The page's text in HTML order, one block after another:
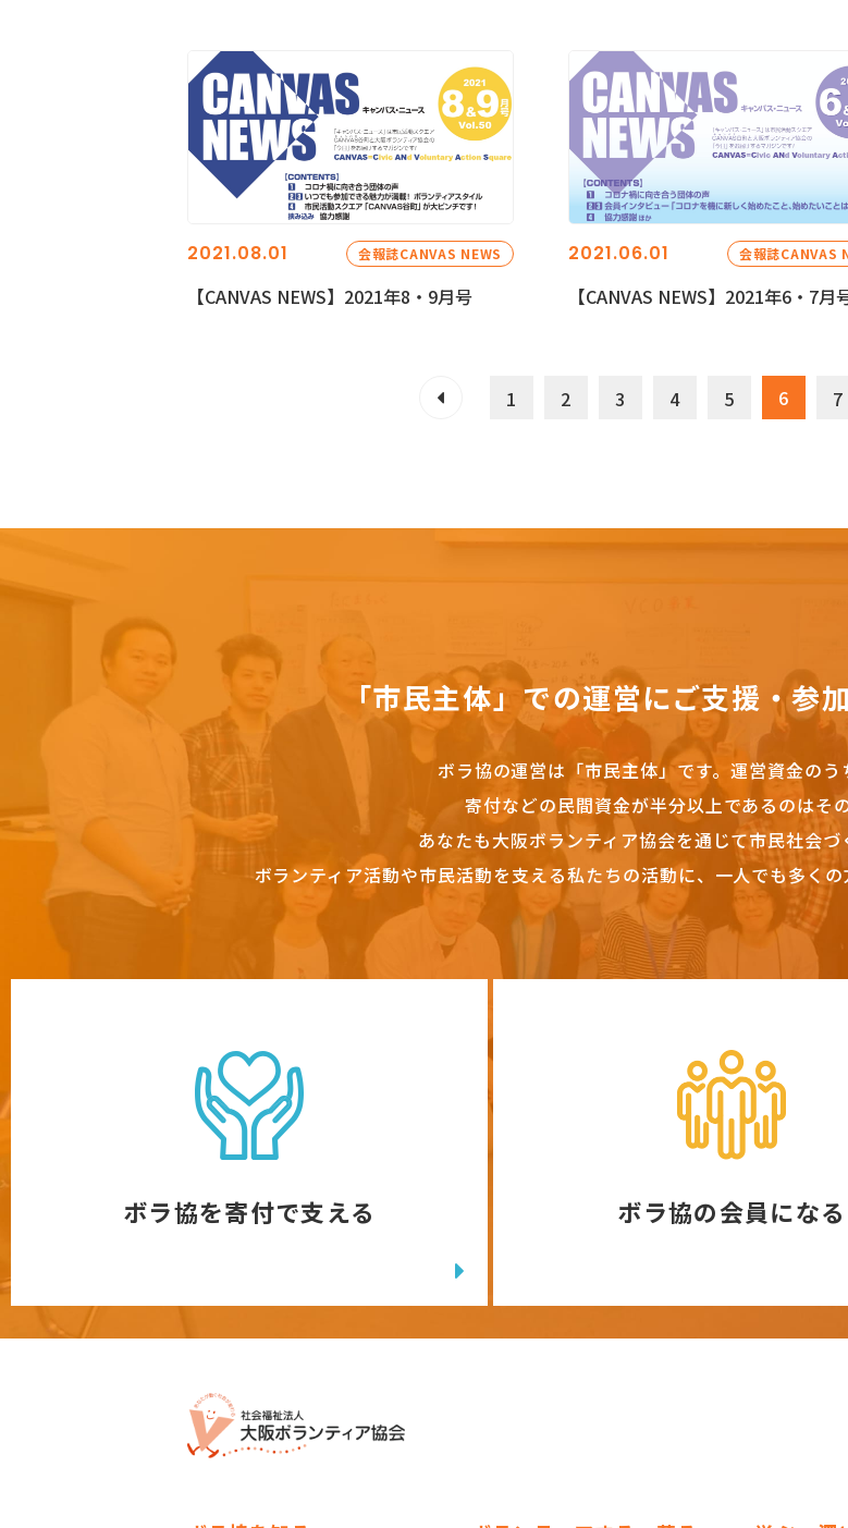
2021.08.01 会報誌CANVAS NEWS
【CANVAS NEWS】2021年8・9月号
2021.06.01 会報誌CANVAS
【CANVAS NEWS】2021年6・7月
1 2 3 4 5 6 7
「市民主体」での運営にご支援・参
ボラ協の運営は「市民主体」です。 運営資金のう
寄付などの民間資金が半分以上であるのはそ
あなたも大阪ボランティア協会を通じて市民社会づ
ボランティア活動や市民活動を支える私たちの活動に、一人でも多くの
ボラ協を寄付で支える ボラ協の会員になる